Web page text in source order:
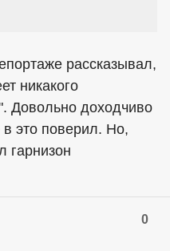
рассказывал,
никакого
Довольно доходчиво
в это поверил. Но,
гарнизон
0